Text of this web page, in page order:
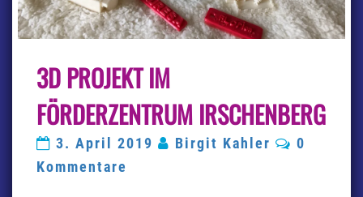
IRSCHENBERG
3D PROJEKT IM
FÖRDERZENTRUM IRSCHENBERG
3. April 2019 Birgit Kahler
0
Kommentare